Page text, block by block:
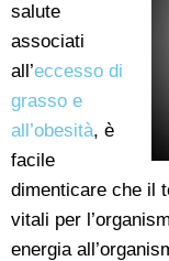
salute
associati
all’eccesso di
grasso e
all’obesità, è
facile
dimenticare che il
vitali per
energia